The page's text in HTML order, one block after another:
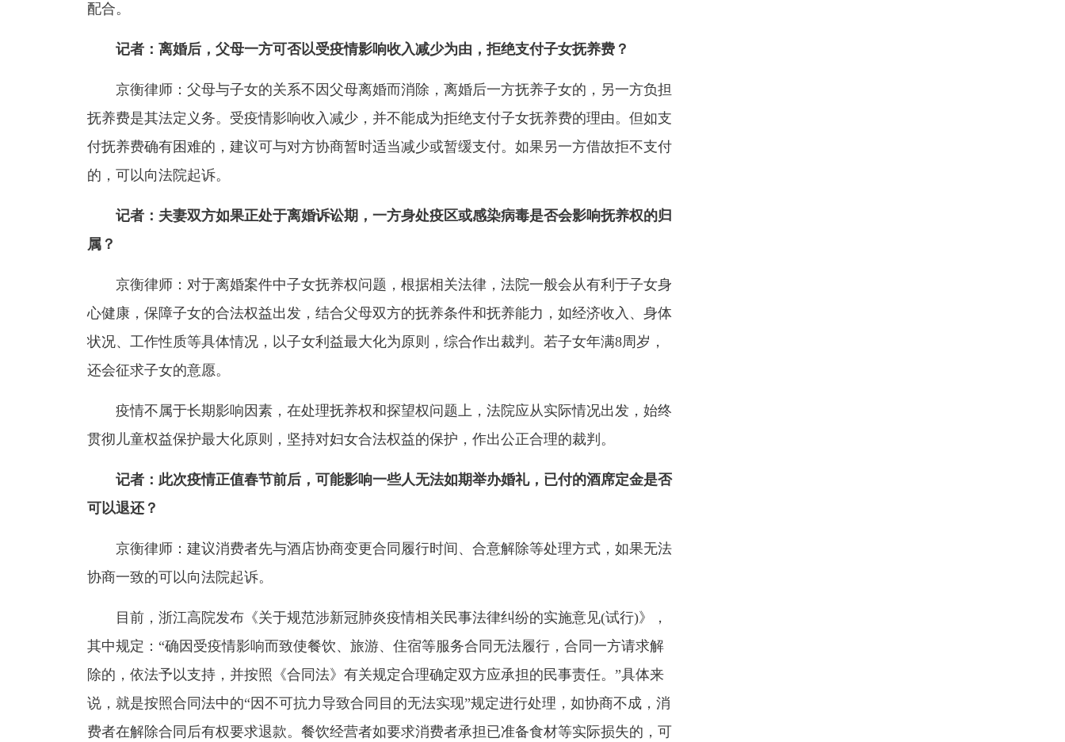
配合。
记者：离婚后，父母一方可否以受疫情影响收入减少为由，拒绝支付子女抚养费？
京衡律师：父母与子女的关系不因父母离婚而消除，离婚后一方抚养子女的，另一方负担
抚养费是其法定义务。受疫情影响收入减少，并不能成为拒绝支付子女抚养费的理由。但如支
付抚养费确有困难的，建议可与对方协商暂时适当减少或暂缓支付。如果另一方借故拒不支付
的，可以向法院起诉。
记者：夫妻双方如果正处于离婚诉讼期，一方身处疫区或感染病毒是否会影响抚养权的归
属？
京衡律师：对于离婚案件中子女抚养权问题，根据相关法律，法院一般会从有利于子女身
心健康，保障子女的合法权益出发，结合父母双方的抚养条件和抚养能力，如经济收入、身体
状况、工作性质等具体情况，以子女利益最大化为原则，综合作出裁判。若子女年满8周岁，
还会征求子女的意愿。
疫情不属于长期影响因素，在处理抚养权和探望权问题上，法院应从实际情况出发，始终
贯彻儿童权益保护最大化原则，坚持对妇女合法权益的保护，作出公正合理的裁判。
记者：此次疫情正值春节前后，可能影响一些人无法如期举办婚礼，已付的酒席定金是否
可以退还？
京衡律师：建议消费者先与酒店协商变更合同履行时间、合意解除等处理方式，如果无法
协商一致的可以向法院起诉。
目前，浙江高院发布《关于规范涉新冠肺炎疫情相关民事法律纠纷的实施意见(试行)》，
其中规定：“确因受疫情影响而致使餐饮、旅游、住宿等服务合同无法履行，合同一方请求解
除的，依法予以支持，并按照《合同法》有关规定合理确定双方应承担的民事责任。”具体来
说，就是按照合同法中的“因不可抗力导致合同目的无法实现”规定进行处理，如协商不成，消
费者在解除合同后有权要求退款。餐饮经营者如要求消费者承担已准备食材等实际损失的，可